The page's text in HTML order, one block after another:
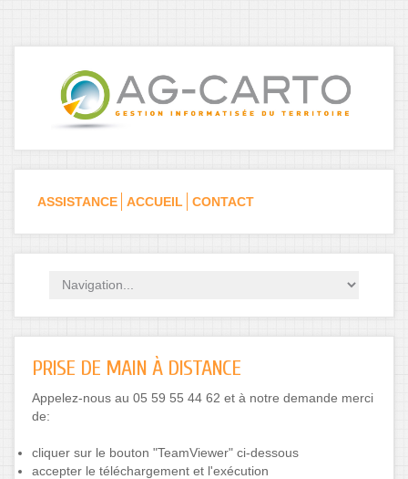
ASSISTANCE ACCUEIL CONTACT
PRISE DE MAIN À DISTANCE
Appelez-nous au 05 59 55 44 62 et à notre demande merci
de:
cliquer sur le bouton "TeamViewer" ci-dessous
accepter le téléchargement et l'exécution